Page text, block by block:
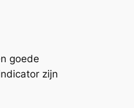
goede
zijn